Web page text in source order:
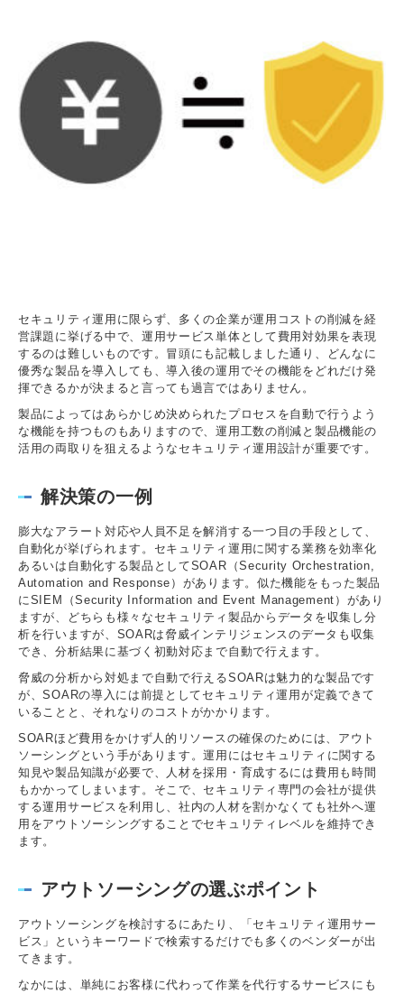
セキュリティ運用に限らず、多くの企業が運用コストの削減を経
営課題に挙げる中で、運用サービス単体として費用対効果を表現
するのは難しいものです。冒頭にも記載しました通り、どんなに
優秀な製品を導入しても、導入後の運用でその機能をどれだけ発
揮できるかが決まると言っても過言ではありません。
製品によってはあらかじめ決められたプロセスを自動で行うよう
な機能を持つものもありますので、運用工数の削減と製品機能の
活用の両取りを狙えるようなセキュリティ運用設計が重要です。
解決策の一例
膨大なアラート対応や人員不足を解消する一つ目の手段として、
自動化が挙げられます。セキュリティ運用に関する業務を効率化
あるいは自動化する製品としてSOAR（Security Orchestration,
Automation and Response）があります。似た機能をもった製品
にSIEM（Security Information and Event Management）があり
ますが、どちらも様々なセキュリティ製品からデータを収集し分
析を行いますが、SOARは脅威インテリジェンスのデータも収集
でき、分析結果に基づく初動対応まで自動で行えます。
脅威の分析から対処まで自動で行えるSOARは魅力的な製品です
が、SOARの導入には前提としてセキュリティ運用が定義できて
いることと、それなりのコストがかかります。
SOARほど費用をかけず人的リソースの確保のためには、アウト
ソーシングという手があります。運用にはセキュリティに関する
知見や製品知識が必要で、人材を採用・育成するには費用も時間
もかかってしまいます。そこで、セキュリティ専門の会社が提供
する運用サービスを利用し、社内の人材を割かなくても社外へ運
用をアウトソーシングすることでセキュリティレベルを維持でき
ます。
アウトソーシングの選ぶポイント
アウトソーシングを検討するにあたり、「セキュリティ運用サー
ビス」というキーワードで検索するだけでも多くのベンダーが出
てきます。
なかには、単純にお客様に代わって作業を代行するサービスにも